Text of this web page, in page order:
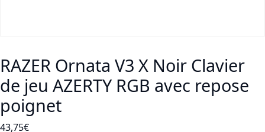
RAZER Ornata V3 X Noir Clavier
de jeu AZERTY RGB avec repose
poignet
43,75€